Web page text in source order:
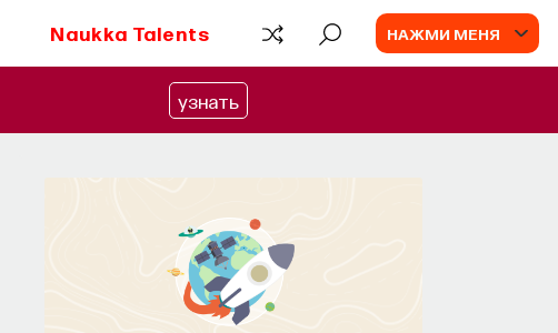
Naukka Talents НАЖМИ МЕНЯ
узнать